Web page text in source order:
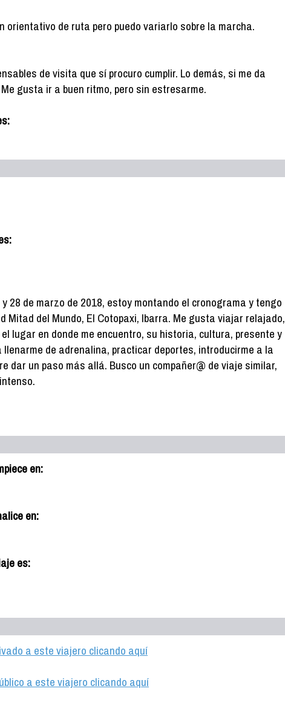
orientativo de ruta pero puedo variarlo sobre la marcha.
de visita que sí procuro cumplir. Lo demás, si me da
gusta ir a buen ritmo, pero sin estresarme.
28 de marzo de 2018, estoy montando el cronograma y tengo
Mitad del Mundo, El Cotopaxi, Ibarra. Me gusta viajar relajado,
lugar en donde me encuentro, su historia, cultura, presente y
de adrenalina, practicar deportes, introducirme a la
dar un paso más allá. Busco un compañer@ de viaje similar,
en:
en:
es:
a este viajero clicando aquí
a este viajero clicando aquí